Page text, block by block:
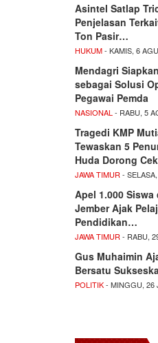
Asintel Satlap
Penjelasan
Ton Pasir…
HUKUM- KAMIS, 6
Mendagri
sebagai Solusi
Pegawai Pemda
NASIONAL - RABU, 5
Tragedi KMP
Tewaskan 5
Huda Dorong
JAWA TIMUR -
Apel 1.000
Jember Ajak
Pendidikan…
JAWA TIMUR - RABU,
Gus Muhaimin
Bersatu
POLITIK- MINGGU, 26